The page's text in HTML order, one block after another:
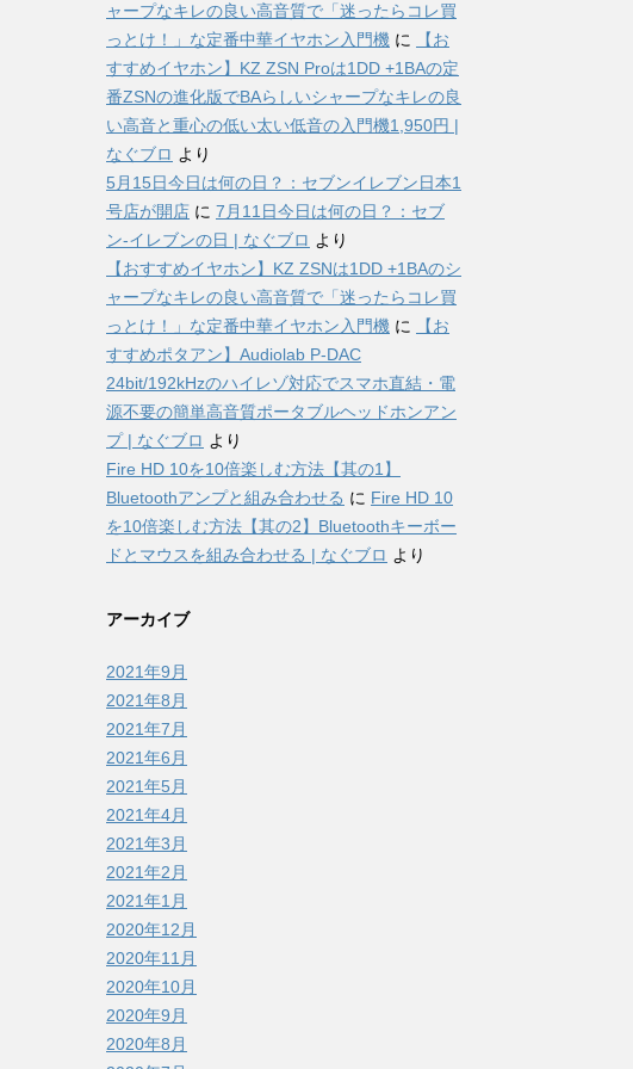
ャープなキレの良い高音質で「迷ったらコレ買
っとけ！」な定番中華イヤホン入門機 に
【お
すすめイヤホン】KZ ZSN Proは1DD +1BAの定
番ZSNの進化版でBAらしいシャープなキレの良
い高音と重心の低い太い低音の入門機1,950円 |
なぐブロ より
5月15日今日は何の日？：セブンイレブン日本1
号店が開店 に 7月11日今日は何の日？：セブ
ン-イレブンの日 | なぐブロ より
【おすすめイヤホン】KZ ZSNは1DD +1BAのシ
ャープなキレの良い高音質で「迷ったらコレ買
っとけ！」な定番中華イヤホン入門機 に
【お
すすめポタアン】Audiolab P-DAC
24bit/192kHzのハイレゾ対応でスマホ直結・電
源不要の簡単高音質ポータブルヘッドホンアン
プ | なぐブロ より
Fire HD 10を10倍楽しむ方法【其の1】
Bluetoothアンプと組み合わせる に Fire HD 10
を10倍楽しむ方法【其の2】Bluetoothキーボー
ドとマウスを組み合わせる | なぐブロ より
アーカイブ
2021年9月
2021年8月
2021年7月
2021年6月
2021年5月
2021年4月
2021年3月
2021年2月
2021年1月
2020年12月
2020年11月
2020年10月
2020年9月
2020年8月